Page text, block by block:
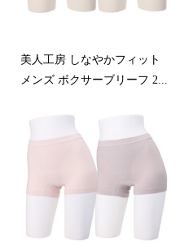
美人工房 しなやかフィット
メンズ ボクサーブリーフ 2...